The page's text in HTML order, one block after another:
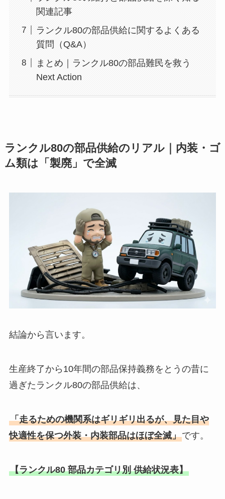
関連記事
ランクル80の部品供給に関するよくある
質問（Q&A）
まとめ｜ランクル80の部品難民を救う
Next Action
ランクル80の部品供給のリアル｜内装・ゴ
ム類は「製廃」で全滅
結論から言います。
生産終了から10年間の部品保持義務をとうの昔に
過ぎたランクル80の部品供給は、
「走るための機関系はギリギリ出るが、見た目や
快適性を保つ外装・内装部品はほぼ全滅」です。
【ランクル80 部品カテゴリ別 供給状況表】